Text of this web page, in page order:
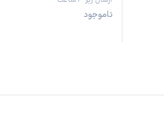
ناموجود